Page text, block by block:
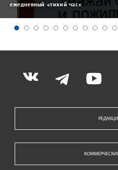
ежедневный «тихий час»